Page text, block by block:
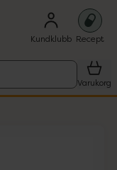
Kundklubb Recept
Varukorg